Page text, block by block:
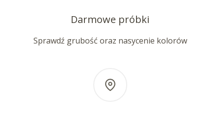
Darmowe próbki
Sprawdź grubość oraz nasycenie kolorów